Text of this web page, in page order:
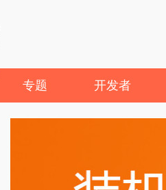
专题 开发者